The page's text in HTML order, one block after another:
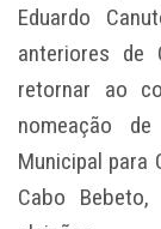
Eduardo
anteriores de
retornar ao
nomeação
Municipal para
Cabo